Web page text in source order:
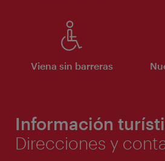
Viena sin barreras
Información
Direcciones y